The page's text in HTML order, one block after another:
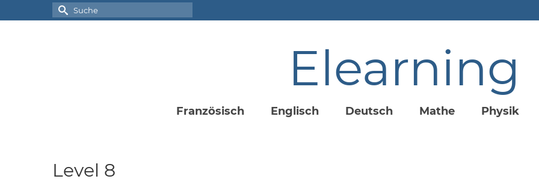
Suche
nach:
Elearning
Französisch Englisch Deutsch Mathe Physik
Level 8